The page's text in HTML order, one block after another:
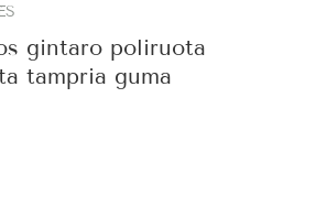
gintaro poliruota
tampria guma